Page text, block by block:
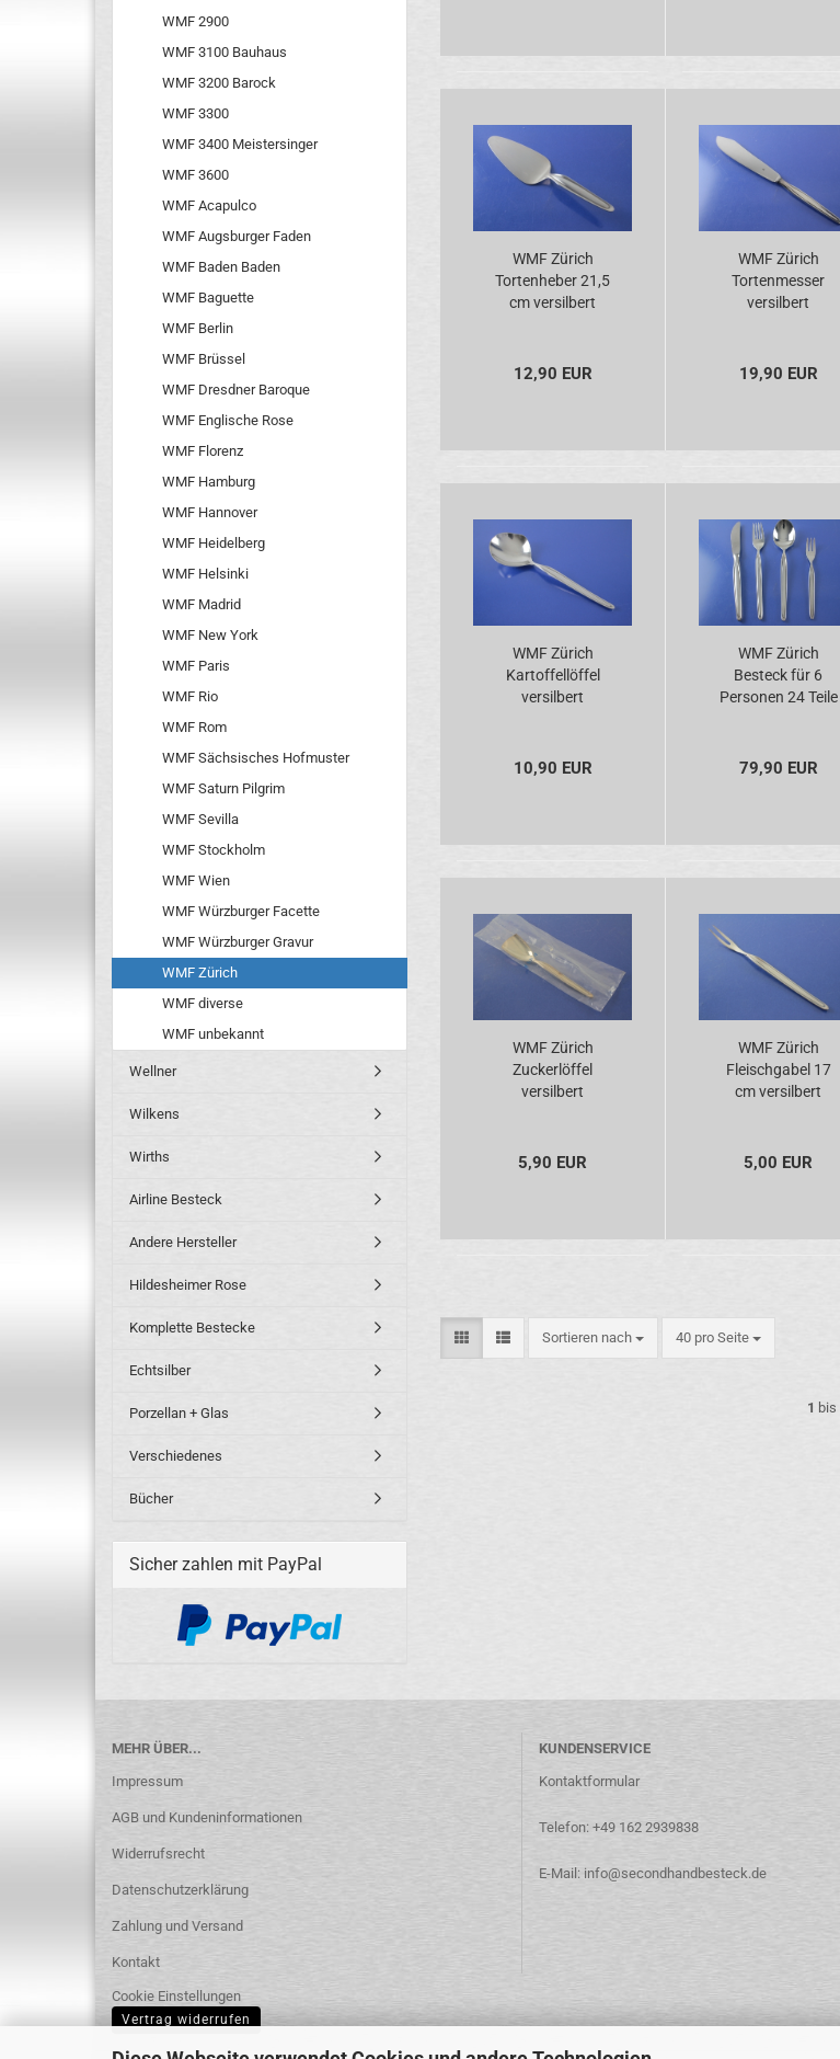
WMF Zürich
Tortenheber 21,5
cm versilbert
12,90 EUR
WMF Zürich
Tortenmesser
versilbert
19,90 EUR
WMF Zürich
Kartoffellöffel
versilbert
10,90 EUR
WMF Zürich
Besteck für 6
Personen 24 Teile
79,90 EUR
WMF Zürich
Zuckerlöffel
versilbert
5,90 EUR
WMF Zürich
Fleischgabel 17
cm versilbert
5,00 EUR
Sortieren nach
Sortieren nach 40 pro Seite
pro Seite
1 bis
WMF 2900
WMF 3100 Bauhaus
WMF 3200 Barock
WMF 3300
WMF 3400 Meistersinger
WMF 3600
WMF Acapulco
WMF Augsburger Faden
WMF Baden Baden
WMF Baguette
WMF Berlin
WMF Brüssel
WMF Dresdner Baroque
WMF Englische Rose
WMF Florenz
WMF Hamburg
WMF Hannover
WMF Heidelberg
WMF Helsinki
WMF Madrid
WMF New York
WMF Paris
WMF Rio
WMF Rom
WMF Sächsisches Hofmuster
WMF Saturn Pilgrim
WMF Sevilla
WMF Stockholm
WMF Wien
WMF Würzburger Facette
WMF Würzburger Gravur
WMF Zürich
WMF diverse
WMF unbekannt
Wellner
Wilkens
Wirths
Airline Besteck
Andere Hersteller
Hildesheimer Rose
Komplette Bestecke
Echtsilber
Porzellan + Glas
Verschiedenes
Bücher
Sicher zahlen mit PayPal
MEHR ÜBER...
Impressum
AGB und Kundeninformationen
Widerrufsrecht
Datenschutzerklärung
Zahlung und Versand
Kontakt
Cookie Einstellungen
KUNDENSERVICE
Kontaktformular
Telefon: +49 162 2939838
E-Mail: info@secondhandbesteck.de
Vertrag widerrufen